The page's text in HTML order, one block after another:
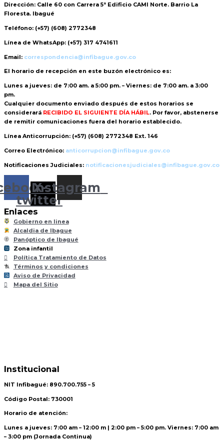
Dirección: Calle 60 con Carrera 5ª Edificio CAMI Norte. Barrio La
Floresta. Ibagué
Teléfono: (+57) (608) 2772348
Línea de WhatsApp: (+57) 317 4741611
Email: correspondencia@infibague.gov.co
El horario de recepción en este buzón electrónico es:
Lunes a jueves: de 7:00 am. a 5:00 pm. – Viernes: de 7:00 am. a 3:00
pm.
Cualquier documento enviado después de estos horarios se
considerará RECIBIDO EL SIGUIENTE DÍA HÁBIL. Por favor, abstenerse
de remitir comunicaciones fuera del horario establecido.
Línea Anticorrupción: (+57) (608) 2772348 Ext. 146
Correo Electrónico: anticorrupcion@infibague.gov.co
Notificaciones Judiciales: notificacionesjudiciales@infibague.gov.co
X-
twitter
Instagram
Enlaces
Gobierno en linea
Alcaldia de Ibague
Panóptico de Ibagué
Zona infantil
Política Tratamiento de Datos
Términos y condiciones
Aviso de Privacidad
Mapa del Sitio
Institucional
NIT Infibagué: 890.700.755 – 5
Código Postal: 730001
Horario de atención:
Lunes a jueves: 7:00 am – 12:00 m | 2:00 pm – 5:00 pm. Viernes: 7:00 am
– 3:00 pm (Jornada Continua)